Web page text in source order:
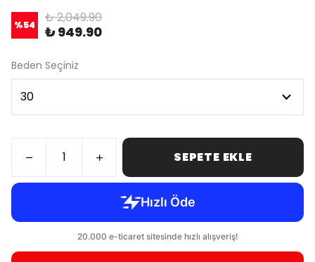
%54 ₺ 2,049.90
₺ 949.90
Beden Seçiniz
SEPETE EKLE